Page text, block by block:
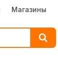
Магазины